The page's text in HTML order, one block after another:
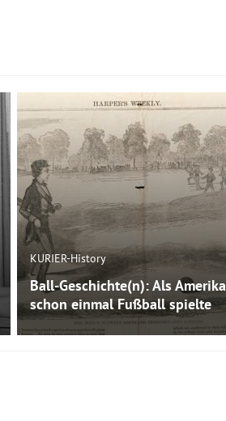
KURIER-History
Ball-Geschichte(n): Als Amerika
schon einmal Fußball spielte